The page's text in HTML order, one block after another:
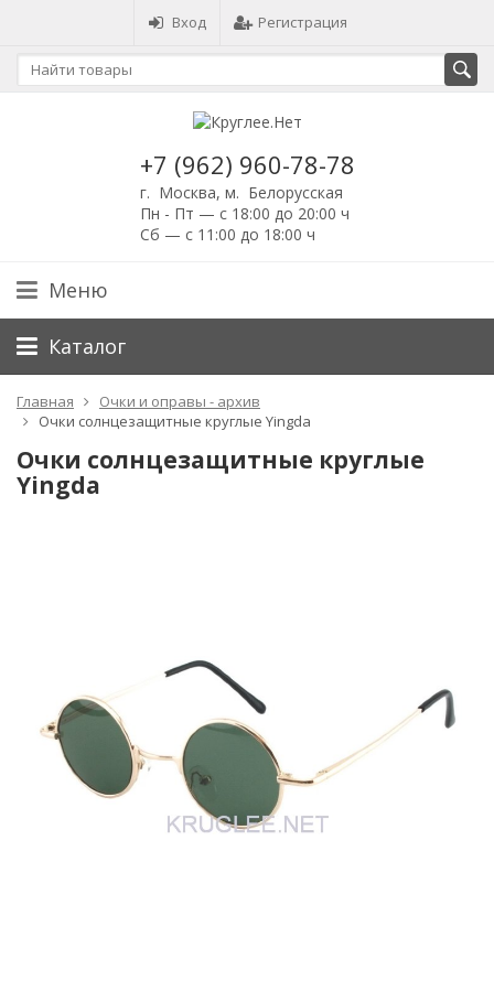
Вход Регистрация
+7 (962) 960-78-78
г. Москва, м. Белорусская
Пн - Пт — с 18:00 до 20:00 ч
Сб — с 11:00 до 18:00 ч
Меню
Каталог
Главная
Очки и оправы - архив
Очки солнцезащитные круглые Yingda
Очки солнцезащитные круглые
Yingda